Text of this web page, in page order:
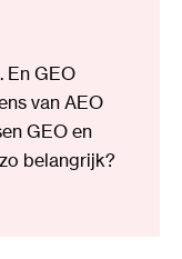
En GEO
van AEO
GEO en
belangrijk?